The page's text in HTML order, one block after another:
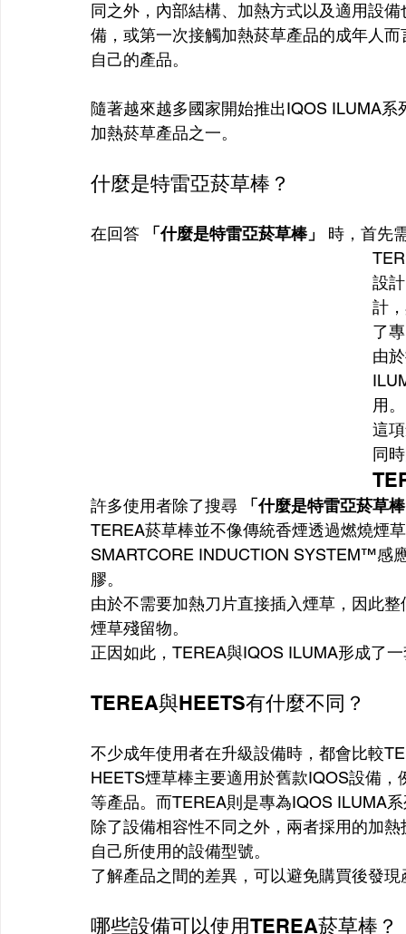
同之外，內部結構、加熱方式以及適用設
備，或第一次接觸加熱菸草產品的成年人
自己的產品。
隨著越來越多國家開始推出IQOS ILUMA
加熱菸草產品之一。
什麼是特雷亞菸草棒？
在回答 「什麼是特雷亞菸草棒」
時，首先
設
計
了
由
用。
這
同
許多使用者除了搜尋
「什麼是特雷亞菸草
TEREA菸草棒並不像傳統香煙透過燃燒煙
SMARTCORE INDUCTION SYSTEM™感
膠。
由於不需要加熱刀片直接插入煙草，因此
煙草殘留物。
正因如此，TEREA與IQOS ILUMA形成了
TEREA與HEETS有什麼不同？
不少成年使用者在升級設備時，都會比較
HEETS煙草棒主要適用於舊款IQOS設備
等產品。而TEREA則是專為IQOS ILUMA
除了設備相容性不同之外，兩者採用的加
自己所使用的設備型號。
了解產品之間的差異，可以避免購買後發
哪些設備可以使用TEREA菸草棒？